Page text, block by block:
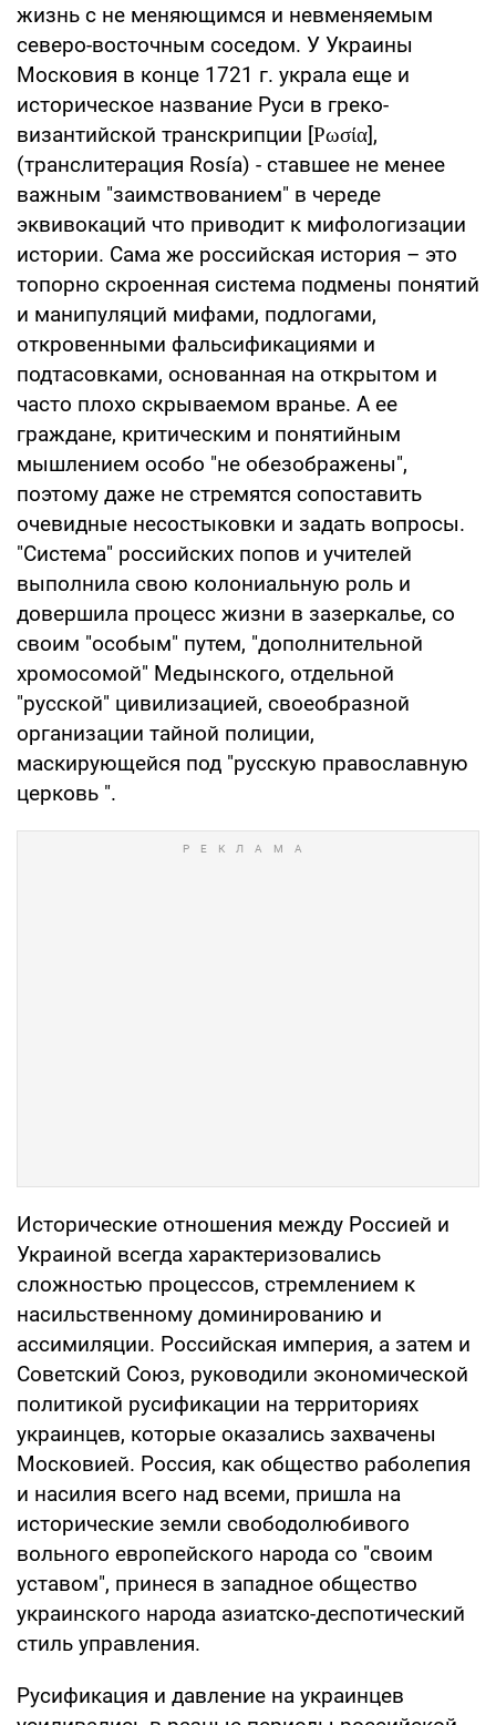
жизнь с не меняющимся и невменяемым
северо-восточным соседом. У Украины
Московия в конце 1721 г. украла еще и
историческое название Руси в греко-
византийской транскрипции [Ρωσία],
(транслитерация Rosía) - ставшее не менее
важным "заимствованием" в череде
эквивокаций что приводит к мифологизации
истории. Сама же российская история – это
топорно скроенная система подмены понятий
и манипуляций мифами, подлогами,
откровенными фальсификациями и
подтасовками, основанная на открытом и
часто плохо скрываемом вранье. А ее
граждане, критическим и понятийным
мышлением особо "не обезображены",
поэтому даже не стремятся сопоставить
очевидные несостыковки и задать вопросы.
"Система" российских попов и учителей
выполнила свою колониальную роль и
довершила процесс жизни в зазеркалье, со
своим "особым" путем, "дополнительной
хромосомой" Медынского, отдельной
"русской" цивилизацией, своеобразной
организации тайной полиции,
маскирующейся под "русскую православную
церковь ".
Исторические отношения между Россией и
Украиной всегда характеризовались
сложностью процессов, стремлением к
насильственному доминированию и
ассимиляции. Российская империя, а затем и
Советский Союз, руководили экономической
политикой русификации на территориях
украинцев, которые оказались захвачены
Московией. Россия, как общество раболепия
и насилия всего над всеми, пришла на
исторические земли свободолюбивого
вольного европейского народа со "своим
уставом", принеся в западное общество
украинского народа азиатско-деспотический
стиль управления.
Русификация и давление на украинцев